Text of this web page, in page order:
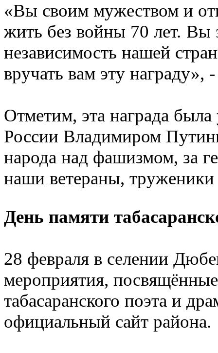
«Вы своим мужеством и
жить без войны 70 лет. Вы
независимость нашей
вручать вам эту награду»,
Отметим, эта награда
России Владимиром
народа над фашизмом, за
наши ветераны,
День памяти
28 февраля в селении
мероприятия,
табасаранского поэта и
официальный сайт района.